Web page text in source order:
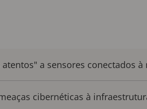
a sensores conectados à
cibernéticas à